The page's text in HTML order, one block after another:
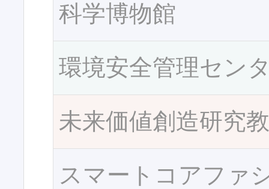
科学博物館
環境安全管理セン
未来価値創造研究
スマートコアファ